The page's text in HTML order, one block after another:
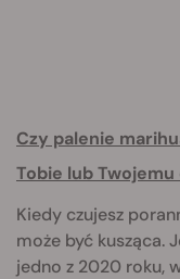
Czy palenie
Tobie lub
Kiedy czujesz
może być kusząca.
jedno z 2020 roku,